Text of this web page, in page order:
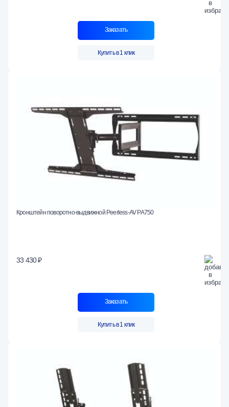
Заказать
Купить в 1 клик
Кронштейн поворотно-выдвижной Peerless-AV PA750
33 430 ₽
Заказать
Купить в 1 клик